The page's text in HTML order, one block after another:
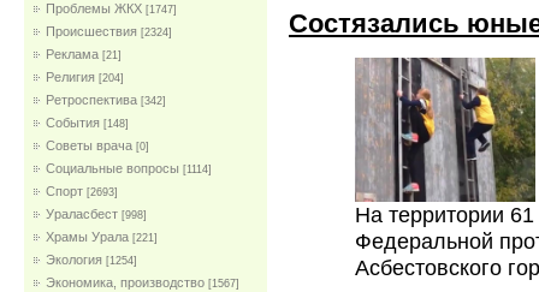
Проблемы ЖКХ [1747]
Проиcшествия [2324]
Реклама [21]
Религия [204]
Ретроспектива [342]
События [148]
Советы врача [0]
Социальные вопросы [1114]
Спорт [2693]
Ураласбест [998]
Храмы Урала [221]
Экология [1254]
Экономика, производство [1567]
Состязались
На территории
Федеральной
Асбестовского